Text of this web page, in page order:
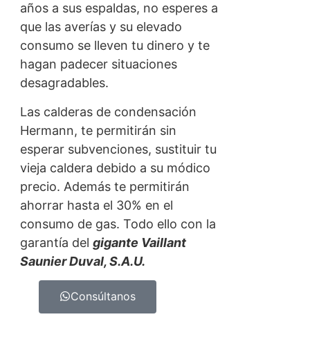
años a sus espaldas, no esperes a
que las averías y su elevado
consumo se lleven tu dinero y te
hagan padecer situaciones
desagradables.
Las calderas de condensación
Hermann, te permitirán sin
esperar subvenciones, sustituir tu
vieja caldera debido a su módico
precio. Además te permitirán
ahorrar hasta el 30% en el
consumo de gas. Todo ello con la
garantía del gigante Vaillant
Saunier Duval, S.A.U.
Consúltanos